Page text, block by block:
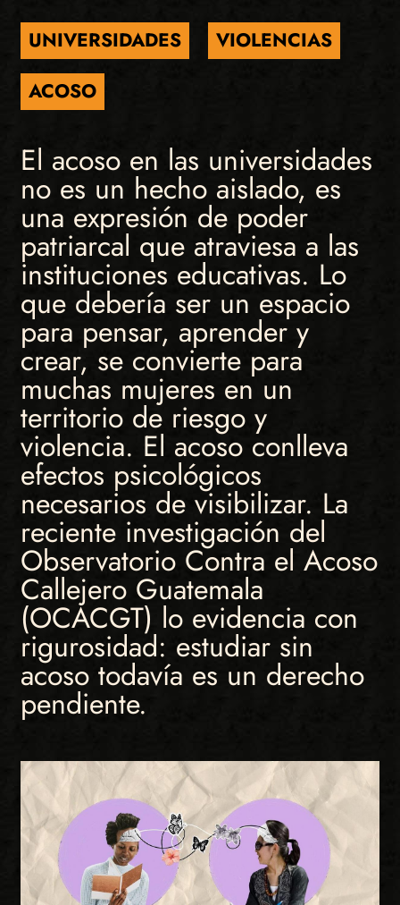
UNIVERSIDADES
VIOLENCIAS
ACOSO
El acoso en las universidades
no es un hecho aislado, es
una expresión de poder
patriarcal que atraviesa a las
instituciones educativas. Lo
que debería ser un espacio
para pensar, aprender y
crear, se convierte para
muchas mujeres en un
territorio de riesgo y
violencia. El acoso conlleva
efectos psicológicos
necesarios de visibilizar. La
reciente investigación del
Observatorio Contra el Acoso
Callejero Guatemala
(OCACGT) lo evidencia con
rigurosidad: estudiar sin
acoso todavía es un derecho
pendiente.